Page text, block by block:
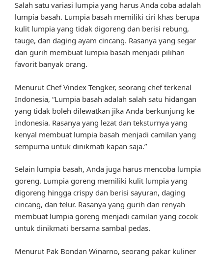
Salah satu variasi lumpia yang harus Anda coba adalah
lumpia basah. Lumpia basah memiliki ciri khas berupa
kulit lumpia yang tidak digoreng dan berisi rebung,
tauge, dan daging ayam cincang. Rasanya yang segar
dan gurih membuat lumpia basah menjadi pilihan
favorit banyak orang.
Menurut Chef Vindex Tengker, seorang chef terkenal
Indonesia, “Lumpia basah adalah salah satu hidangan
yang tidak boleh dilewatkan jika Anda berkunjung ke
Indonesia. Rasanya yang lezat dan teksturnya yang
kenyal membuat lumpia basah menjadi camilan yang
sempurna untuk dinikmati kapan saja.”
Selain lumpia basah, Anda juga harus mencoba lumpia
goreng. Lumpia goreng memiliki kulit lumpia yang
digoreng hingga crispy dan berisi sayuran, daging
cincang, dan telur. Rasanya yang gurih dan renyah
membuat lumpia goreng menjadi camilan yang cocok
untuk dinikmati bersama sambal pedas.
Menurut Pak Bondan Winarno, seorang pakar kuliner